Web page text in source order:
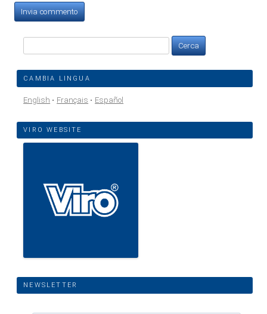
per:
CAMBIA LINGUA
English Français Español
VIRO WEBSITE
NEWSLETTER